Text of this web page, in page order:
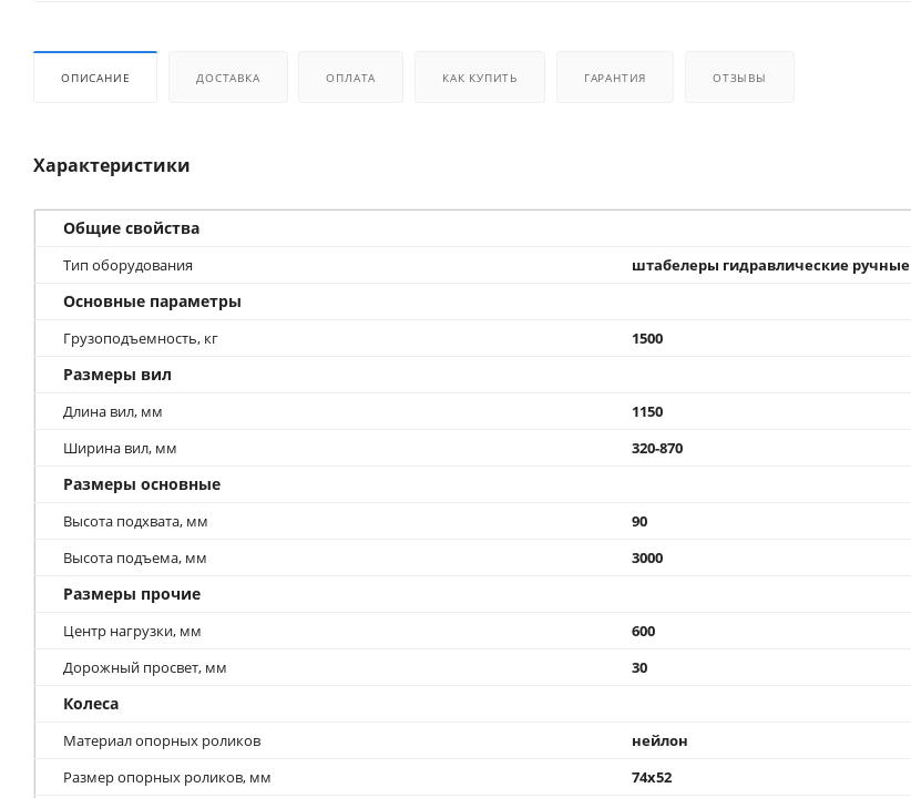
ОПИСАНИЕ ДОСТАВКА ОПЛАТА КАК КУПИТЬ ГАРАНТИЯ ОТЗЫВЫ
Характеристики
Общие свойства
Тип оборудования штабелеры гидравлические ручные
Основные параметры
Грузоподъемность, кг 1500
Размеры вил
Длина вил, мм
1150
Ширина вил, мм
320-870
Размеры основные
Высота подхвата, мм
90
Высота подъема, мм
3000
Размеры прочие
Центр нагрузки, мм
600
Дорожный просвет, мм
30
Колеса
Материал опорных роликов
нейлон
Размер опорных роликов, мм
74x52